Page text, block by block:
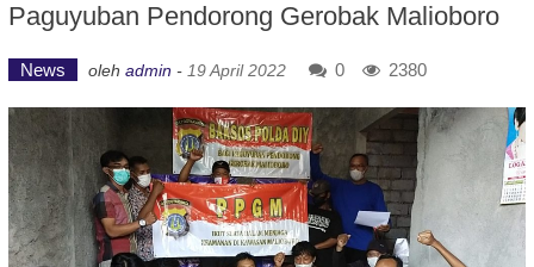
Paguyuban Pendorong Gerobak Malioboro
News oleh admin - 19 April 2022 0 2380